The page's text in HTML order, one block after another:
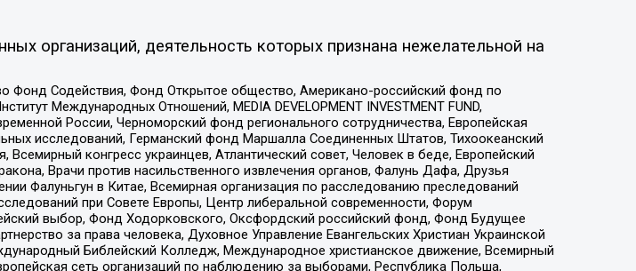
организаций, деятельность которых признана нежелательной на
Фонд Содействия, Фонд Открытое общество, Американо-российский фонд по
Международных Отношений, MEDIA DEVELOPMENT INVESTMENT FUND,
России, Черноморский фонд регионального сотрудничества, Европейская
исследований, Германский фонд Маршалла Соединенных Штатов, Тихоокеанский
конгресс украинцев, Атлантический совет, Человек в беде, Европейский
Врачи против насильственного извлечения органов, Фалунь Дафа, Друзья
Фалуньгун в Китае, Всемирная организация по расследованию преследований
при Совете Европы, Центр либеральной современности, Форум
выбор, Фонд Ходорковского, Оксфордский российский фонд, Фонд Будущее
за права человека, Духовное Управление Евангельских Христиан Украинской
Библейский Колледж, Международное христианское движение, Всемирный
сеть организаций по наблюдению за выборами, Республика Польша,